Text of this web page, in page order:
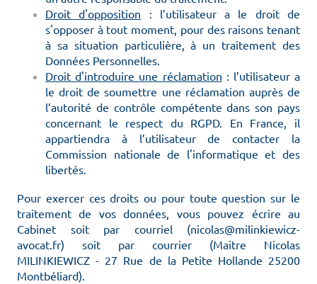
Droit d'opposition : l’utilisateur a le droit de
s'opposer à tout moment, pour des raisons tenant
à sa situation particulière, à un traitement des
Données Personnelles.
Droit d'introduire une réclamation : l’utilisateur a
le droit de soumettre une réclamation auprès de
l’autorité de contrôle compétente dans son pays
concernant le respect du RGPD. En France, il
appartiendra à l’utilisateur de contacter la
Commission nationale de l'informatique et des
libertés.
Pour exercer ces droits ou pour toute question sur le
traitement de vos données, vous pouvez écrire au
Cabinet soit par courriel (nicolas@milinkiewicz-
avocat.fr) soit par courrier (Maitre Nicolas
MILINKIEWICZ - 27 Rue de la Petite Hollande 25200
Montbéliard).